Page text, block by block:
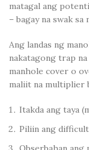
matagal ang
– bagay na swak sa
Ang landas ng
nakatagong trap
manhole cover o
maliit na multiplier
Itakda ang taya
Piliin ang